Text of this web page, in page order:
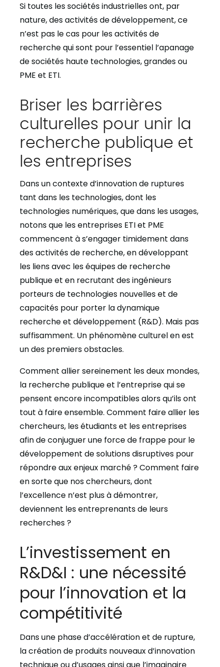
Si toutes les sociétés industrielles ont, par
nature, des activités de développement, ce
n’est pas le cas pour les activités de
recherche qui sont pour l’essentiel l’apanage
de sociétés haute technologies, grandes ou
PME et ETI.
Briser les barrières
culturelles pour unir la
recherche publique et
les entreprises
Dans un contexte d’innovation de ruptures
tant dans les technologies, dont les
technologies numériques, que dans les usages,
notons que les entreprises ETI et PME
commencent à s’engager timidement dans
des activités de recherche, en développant
les liens avec les équipes de recherche
publique et en recrutant des ingénieurs
porteurs de technologies nouvelles et de
capacités pour porter la dynamique
recherche et développement (R&D). Mais pas
suffisamment. Un phénomène culturel en est
un des premiers obstacles.
Comment allier sereinement les deux mondes,
la recherche publique et l’entreprise qui se
pensent encore incompatibles alors qu’ils ont
tout à faire ensemble. Comment faire allier les
chercheurs, les étudiants et les entreprises
afin de conjuguer une force de frappe pour le
développement de solutions disruptives pour
répondre aux enjeux marché ? Comment faire
en sorte que nos chercheurs, dont
l’excellence n’est plus à démontrer,
deviennent les entreprenants de leurs
recherches ?
L’investissement en
R&D&I : une nécessité
pour l’innovation et la
compétitivité
Dans une phase d’accélération et de rupture,
la création de produits nouveaux d’innovation